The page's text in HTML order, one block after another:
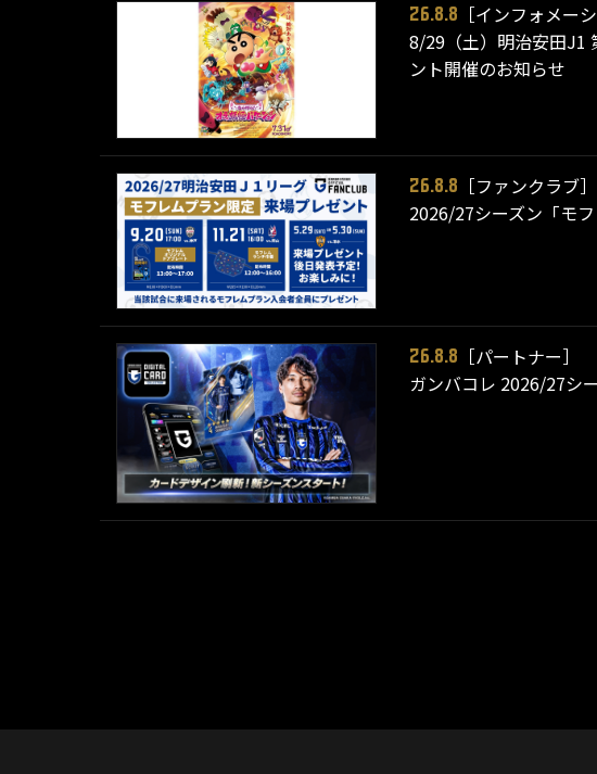
26.8.8
［インフォメーシ
8/29（土）明治安田J1
ント開催のお知らせ
26.8.8
［ファンクラブ］
2026/27シーズン「モ
26.8.8
［パートナー］
ガンバコレ 2026/27シ